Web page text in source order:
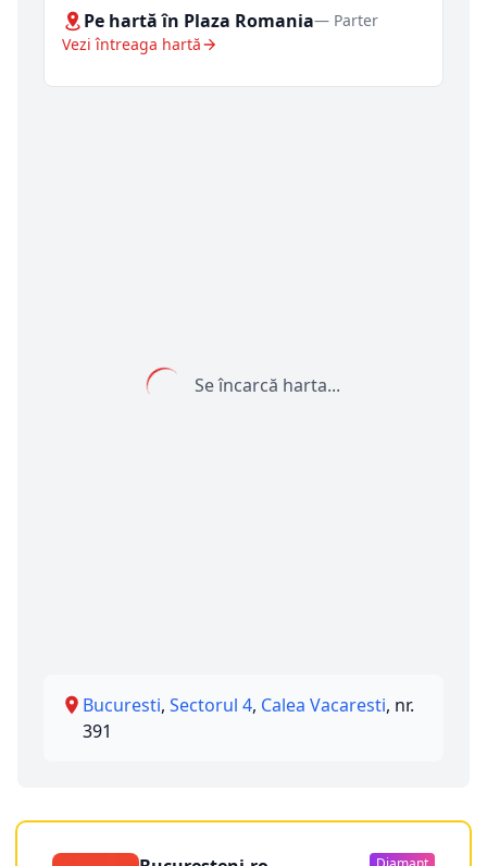
Pe hartă în Plaza Romania— Parter
Vezi întreaga hartă
Se încarcă harta...
Bucuresti, Sectorul 4, Calea Vacaresti, nr.
391